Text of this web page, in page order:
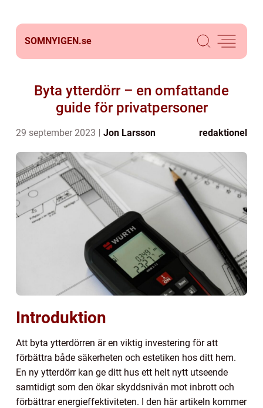
SOMNYIGEN.se
Byta ytterdörr – en omfattande
guide för privatpersoner
29 september 2023 Jon Larsson redaktionel
Introduktion
Att byta ytterdörren är en viktig investering för att
förbättra både säkerheten och estetiken hos ditt hem.
En ny ytterdörr kan ge ditt hus ett helt nytt utseende
samtidigt som den ökar skyddsnivån mot inbrott och
förbättrar energieffektiviteten. I den här artikeln kommer